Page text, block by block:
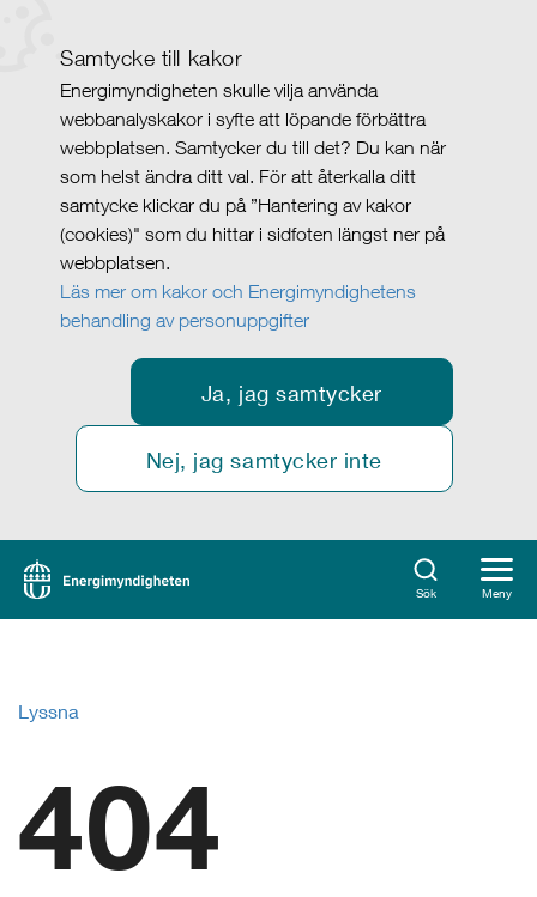
Samtycke till kakor
Energimyndigheten skulle vilja använda
webbanalyskakor i syfte att löpande förbättra
webbplatsen. Samtycker du till det? Du kan när
som helst ändra ditt val. För att återkalla ditt
samtycke klickar du på ”Hantering av kakor
(cookies)" som du hittar i sidfoten längst ner på
webbplatsen.
Läs mer om kakor och Energimyndighetens
behandling av personuppgifter
Ja, jag samtycker
Nej, jag samtycker inte
Sök Meny
Lyssna
404